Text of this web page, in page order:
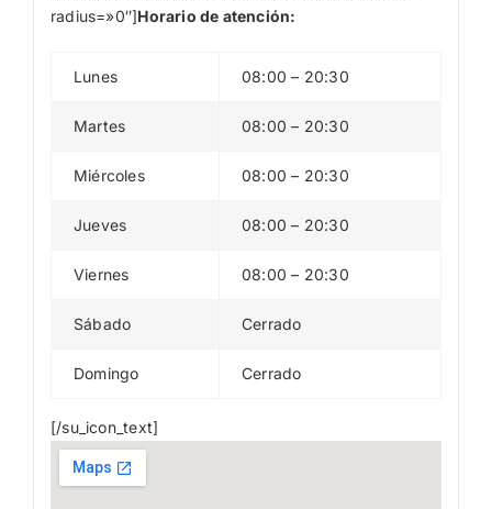
radius=»0″]Horario de atención:
Lunes 08:00 – 20:30
Martes 08:00 – 20:30
Miércoles 08:00 – 20:30
Jueves 08:00 – 20:30
Viernes 08:00 – 20:30
Sábado Cerrado
Domingo Cerrado
[/su_icon_text]